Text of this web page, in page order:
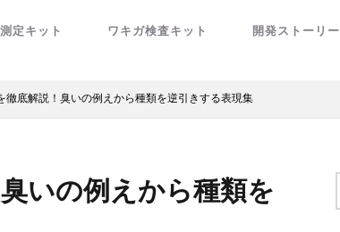
定キット ワキガ検査キット 開発ストーリー
徹底解説！臭いの例えから種類を逆引きする表現集
いの例えから種類を